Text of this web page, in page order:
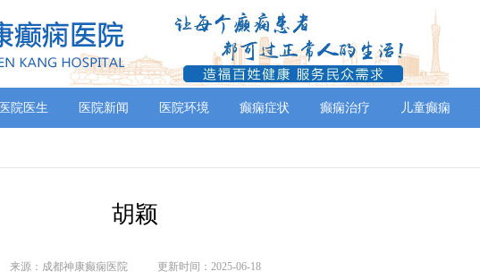
医院医生 医院新闻 医院环境 癫痫症状 癫痫治疗 儿童癫痫
胡颖
来源：成都神康癫痫医院 更新时间：2025-06-18